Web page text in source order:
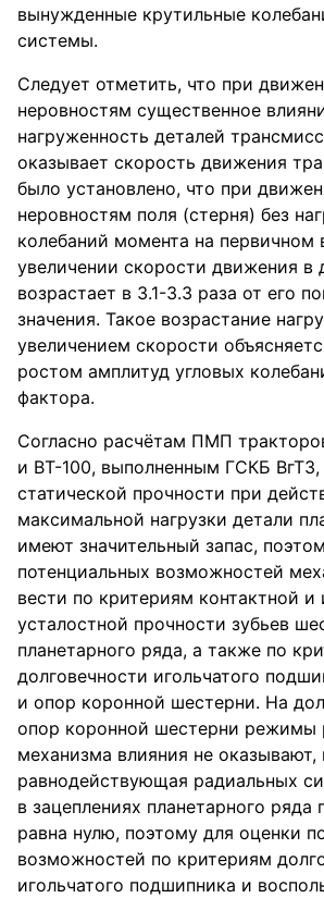
вынужденные крутильные
системы.
Следует отметить, что при
неровностям существенное
нагруженность деталей
оказывает скорость движения
было установлено, что при
неровностям поля (стерня) без
колебаний момента на первичном
увеличении скорости движения в
возрастает в 3.1-3.3 раза от его
значения. Такое возрастание
увеличением скорости
ростом амплитуд угловых
фактора.
Согласно расчётам ПМП
и ВТ-100, выполненным ГСКБ
статической прочности при
максимальной нагрузки детали
имеют значительный запас,
потенциальных возможностей
вести по критериям контактной и
усталостной прочности зубьев
планетарного ряда, а также по
долговечности игольчатого
и опор коронной шестерни. На
опор коронной шестерни режимы
механизма влияния не оказывают,
равнодействующая радиальных
в зацеплениях планетарного ряда
равна нулю, поэтому для оценки
возможностей по критериям
игольчатого подшипника и